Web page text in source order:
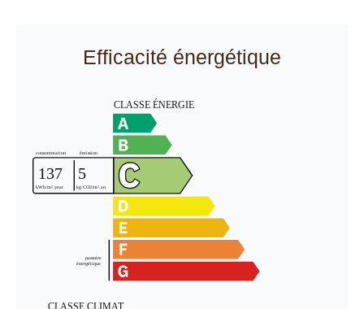
Efficacité énergétique